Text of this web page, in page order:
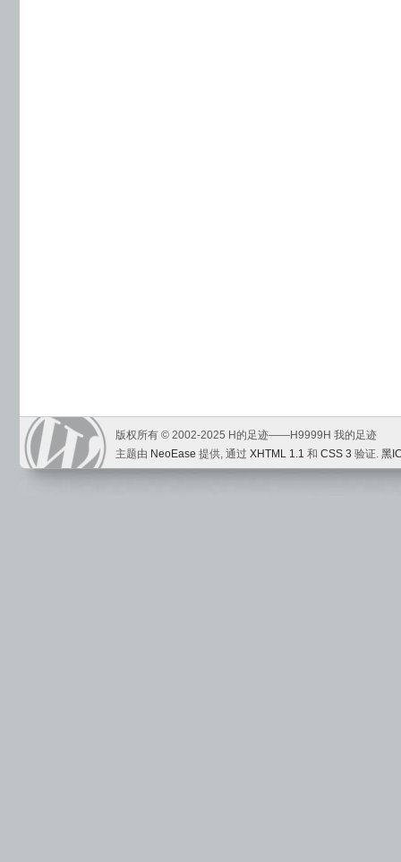
版权所有 © 2002-2025 H的足迹——H9999H 我的足迹
主题由 NeoEase 提供, 通过 XHTML 1.1 和 CSS 3 验证. 黑